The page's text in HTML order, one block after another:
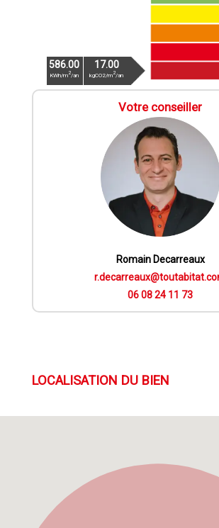
586.00
KWh/m2/an
17.00
kgCO2/m2/an
Votre conseiller
Romain Decarreaux
06 08 24 11 73
LOCALISATION DU BIEN